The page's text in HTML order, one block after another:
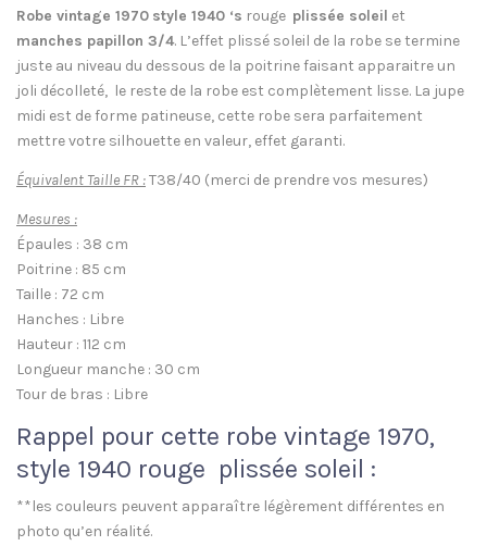
Robe vintage 1970 style 1940 ‘s rouge plissée soleil et
manches papillon 3/4. L’effet plissé soleil de la robe se termine
juste au niveau du dessous de la poitrine faisant apparaitre un
joli décolleté, le reste de la robe est complètement lisse. La jupe
midi est de forme patineuse, cette robe sera parfaitement
mettre votre silhouette en valeur, effet garanti.
Équivalent Taille FR :T38/40 (merci de prendre vos mesures)
Mesures :
Épaules : 38 cm
Poitrine : 85 cm
Taille : 72 cm
Hanches : Libre
Hauteur : 112 cm
Longueur manche : 30 cm
Tour de bras : Libre
Rappel pour cette robe vintage 1970,
style 1940 rouge plissée soleil :
**les couleurs peuvent apparaître légèrement différentes en
photo qu’en réalité.